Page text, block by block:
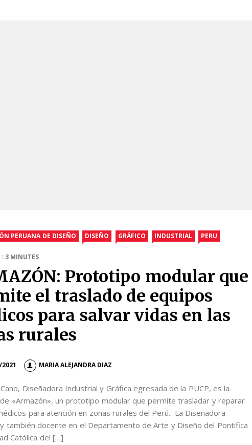
PERUANA DE DISEÑO DISEÑO GRÁFICO INDUSTRIAL PERU
: 3 MINUTES
Prototipo modular que
el traslado de equipos
para salvar vidas en las
rurales
MARIA ALEJANDRA DIAZ
Diseñadora Industrial y Gráfica egresada de la PUCP, es la
«Armazón», un prototipo modular que permite trasladar y reparar
para atención en zonas rurales del Perú. La Diseñadora
también docente en el Departamento de Arte y Diseño del Pontifica
Católica del […]